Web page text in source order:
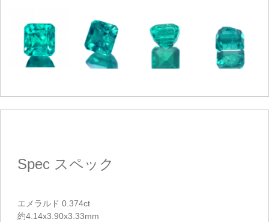
Spec スペック
エメラルド 0.374ct
約4.14x3.90x3.33mm
カートを見る
お買い物を続ける